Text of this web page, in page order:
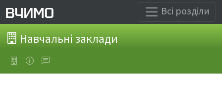
Всі розділи
Навчальні заклади